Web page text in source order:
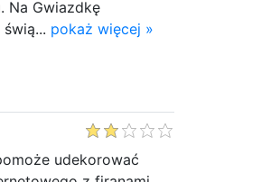
Na Gwiazdkę
pokaż więcej »
udekorować